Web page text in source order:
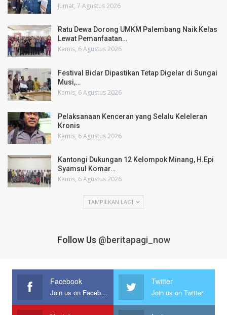
Jumat, 7 Agustus 2026
Ratu Dewa Dorong UMKM Palembang Naik Kelas
Lewat Pemanfaatan…
Kamis, 6 Agustus 2026
Festival Bidar Dipastikan Tetap Digelar di Sungai
Musi,…
Kamis, 6 Agustus 2026
Pelaksanaan Kenceran yang Selalu Keleleran
Kronis
Kamis, 6 Agustus 2026
Kantongi Dukungan 12 Kelompok Minang, H.Epi
Syamsul Komar…
Kamis, 6 Agustus 2026
TAMPILKAN LAGI
Follow Us @beritapagi_now
Facebook
Join us on Facebook
Twitter
Join us on Twitter